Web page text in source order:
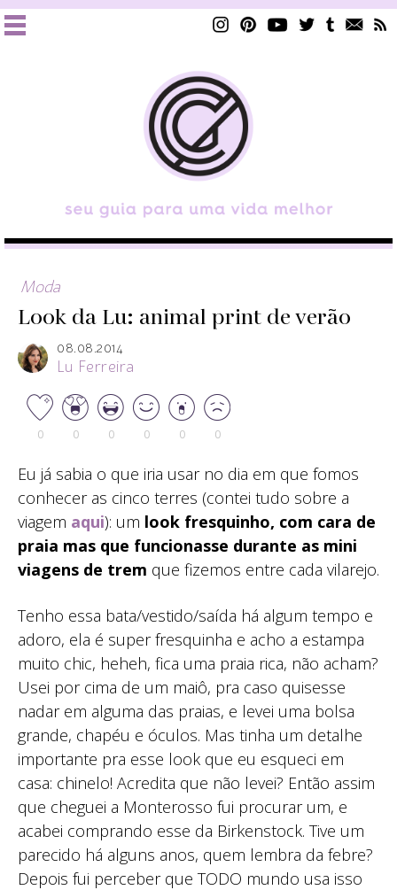
Moda
Look da Lu: animal print de verão
08.08.2014
Lu Ferreira
0 0 0 0 0 0
Eu já sabia o que iria usar no dia em que fomos
conhecer as cinco terres (contei tudo sobre a
viagem aqui): um look fresquinho, com cara de
praia mas que funcionasse durante as mini
viagens de trem que fizemos entre cada vilarejo.
Tenho essa bata/vestido/saída há algum tempo e
adoro, ela é super fresquinha e acho a estampa
muito chic, heheh, fica uma praia rica, não acham?
Usei por cima de um maiô, pra caso quisesse
nadar em alguma das praias, e levei uma bolsa
grande, chapéu e óculos. Mas tinha um detalhe
importante pra esse look que eu esqueci em
casa: chinelo! Acredita que não levei? Então assim
que cheguei a Monterosso fui procurar um, e
acabei comprando esse da Birkenstock. Tive um
parecido há alguns anos, quem lembra da febre?
Depois fui perceber que TODO mundo usa isso